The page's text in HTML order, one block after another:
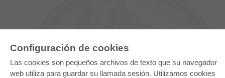
Configuración de cookies
Las cookies son pequeños archivos de texto que su navegador
web utiliza para guardar su llamada sesión. Utilizamos cookies